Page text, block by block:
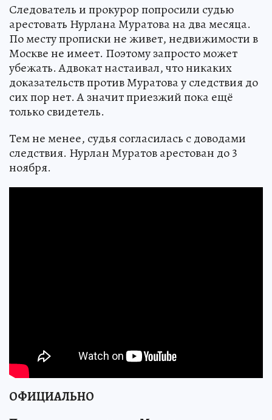
Следователь и прокурор попросили судью
арестовать Нурлана Муратова на два месяца.
По месту прописки не живет, недвижимости в
Москве не имеет. Поэтому запросто может
убежать. Адвокат настаивал, что никаких
доказательств против Муратова у следствия до
сих пор нет. А значит приезжий пока ещё
только свидетель.
Тем не менее, судья согласилась с доводами
следствия. Нурлан Муратов арестован до 3
ноября.
ОФИЦИАЛЬНО